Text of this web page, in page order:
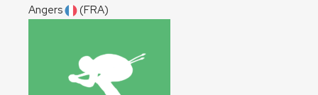
Angers
(FRA)